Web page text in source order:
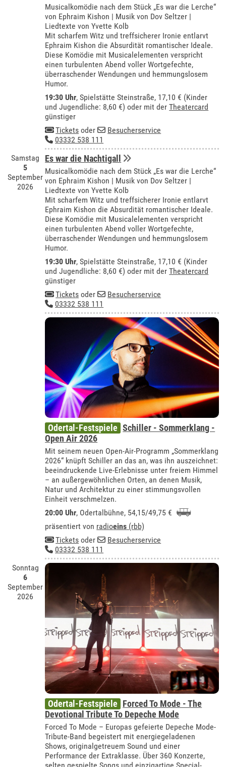
Musicalkomödie nach dem Stück „Es war die Lerche“
von Ephraim Kishon | Musik von Dov Seltzer |
Liedtexte von Yvette Kolb
Mit scharfem Witz und treffsicherer Ironie entlarvt
Ephraim Kishon die Absurdität romantischer Ideale.
Diese Komödie mit Musicalelementen verspricht
einen turbulenten Abend voller Wortgefechte,
überraschender Wendungen und hemmungslosem
Humor.
19:30 Uhr, Spielstätte Steinstraße, 17,10 € (Kinder
und Jugendliche: 8,60 €) oder mit derTheatercard
günstiger
Tickets oder
Besucherservice
03332 538 111
Samstag
5
September
2026
Es war die Nachtigall
Musicalkomödie nach dem Stück „Es war die Lerche“
von Ephraim Kishon | Musik von Dov Seltzer |
Liedtexte von Yvette Kolb
Mit scharfem Witz und treffsicherer Ironie entlarvt
Ephraim Kishon die Absurdität romantischer Ideale.
Diese Komödie mit Musicalelementen verspricht
einen turbulenten Abend voller Wortgefechte,
überraschender Wendungen und hemmungslosem
Humor.
19:30 Uhr, Spielstätte Steinstraße, 17,10 € (Kinder
und Jugendliche: 8,60 €) oder mit derTheatercard
günstiger
Tickets oder
Besucherservice
03332 538 111
Odertal-Festspiele Schiller - Sommerklang -
Open Air 2026
Mit seinem neuen Open-Air-Programm „Sommerklang
2026“ knüpft Schiller an das an, was ihn auszeichnet:
beeindruckende Live-Erlebnisse unter freiem Himmel
– an außergewöhnlichen Orten, an denen Musik,
Natur und Architektur zu einer stimmungsvollen
Einheit verschmelzen.
20:00 Uhr, Odertalbühne, 54,15/49,75 €
präsentiert von radioeins (rbb)
Tickets oder
Besucherservice
03332 538 111
Sonntag
6
September
2026
Odertal-Festspiele Forced To Mode - The
Devotional Tribute To Depeche Mode
Forced To Mode – Europas gefeierte Depeche Mode-
Tribute-Band begeistert mit energiegeladenen
Shows, originalgetreuem Sound und einer
Performance der Extraklasse. Über 360 Konzerte,